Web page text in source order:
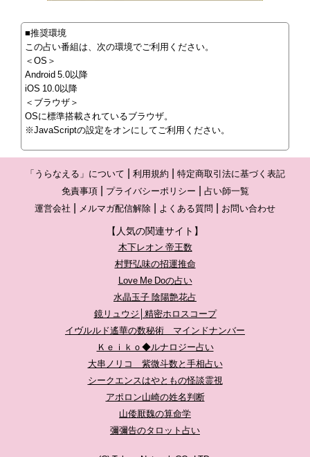
■推奨環境
この占い番組は、次の環境でご利用ください。
＜OS＞
Android 5.0以降
iOS 10.0以降
＜ブラウザ＞
OSに標準搭載されているブラウザ。
※JavaScriptの設定をオンにしてご利用ください。
「うらなえる」について 利用規約
特定商取引法に基づく表記
免責事項
プライバシーポリシー
占い師一覧
運営会社
メルマガ配信解除 よくある質問 お問い合わせ
【人気の関連サイト】
木下レオン 帝王数
村野弘味の招運推命
Love Me Doの占い
水晶玉子 陰陽艶花占
鏡リュウジ│精密ホロスコープ
イヴルルド遙華の数秘術 マインドナンバー
Ｋｅｉｋｏ◆ルナロジー占い
大串ノリコ 紫微斗数と手相占い
シークエンスはやともの怪談霊視
アポロン山崎の姓名判断
山倭厭魏の算命学
彌彌告のタロット占い